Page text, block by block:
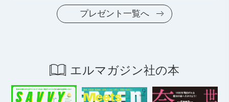
プレゼント一覧へ
エルマガジン社の本